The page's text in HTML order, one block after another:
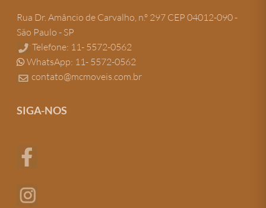
Rua Dr. Amâncio de Carvalho, n.º 297 CEP 04012-090 -
São Paulo - SP
Telefone: 11- 5572-0562
WhatsApp: 11- 5572-0562
contato@mcmoveis.com.br
SIGA-NOS